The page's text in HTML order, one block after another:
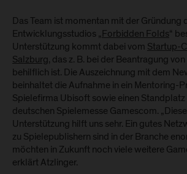
Das Team ist momentan mit der Gründung
Entwicklungsstudios „Forbidden Folds“
Unterstützung kommt dabei vom Startup-
Salzburg, das z. B. bei der Beantragung
behilflich ist. Die Auszeichnung mit dem
beinhaltet die Aufnahme in ein Mentoring-
Spielefirma Ubisoft sowie einen
deutschen Spielemesse Gamescom.
Unterstützung hilft uns sehr. Ein gutes
zu Spielepublishern sind in der Branche
möchten in Zukunft noch viele weitere
erklärt Atzlinger.